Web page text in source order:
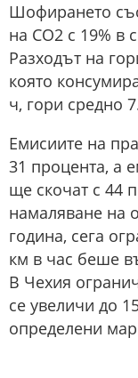
Шофирането
на CO2 с 19% в
Разходът на
която
ч, гори средно
Емисиите на
31 процента, а
ще скочат с 44
намаляване на
година, сега
км в час беше
В Чехия
се увеличи до
определени